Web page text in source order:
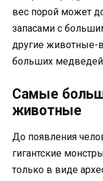
вес порой может
запасами с
другие животные-
больших
Самые
животные
До появления
гигантские
только в виде